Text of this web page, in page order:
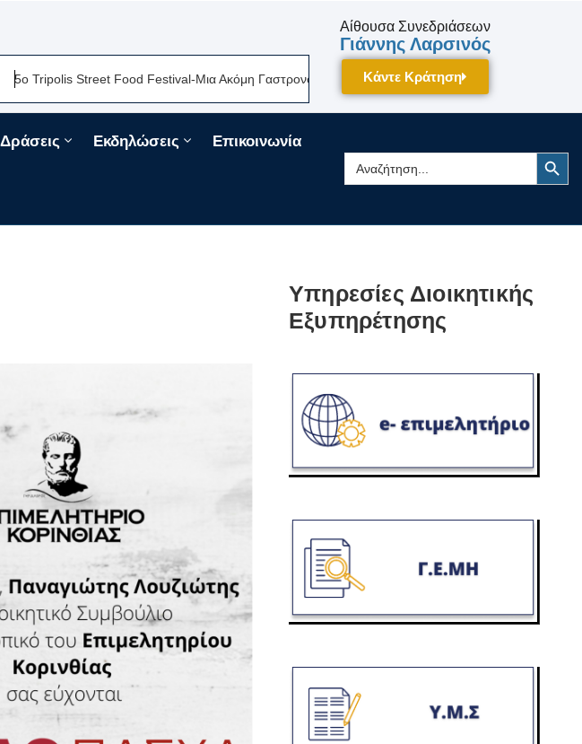
Street Food Festival-Μια Ακόμη Γαστρονομική Γιορτή Της Πελοποννήσου Δίνει Ραντεβού Τον
Αίθουσα Συνεδριάσεων
Γιάννης Λαρσινός
Κάντε Κράτηση
Εκδηλώσεις Επικοινωνία
Search
for:
Search Button
Υπηρεσίες Διοικητικής
Εξυπηρέτησης